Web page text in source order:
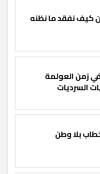
كيف نفقد ما نظنه
زمن العولمة
السرديات
بلا وطن